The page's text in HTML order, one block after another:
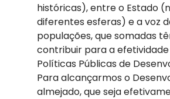
históricas), entre o Estado
diferentes esferas) e a voz
populações, que somadas
contribuir para a efetividade
Políticas Públicas de
Para alcançarmos o
almejado, que seja